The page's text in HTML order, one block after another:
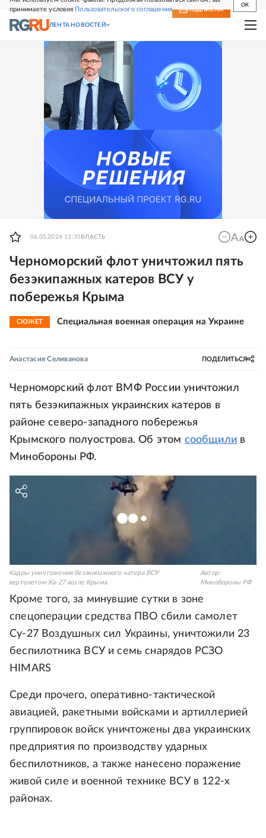
принимаете условия Пользовательского соглашения
OK
СВЕЖИЙ НОМЕР ПОДПИСКА
ЛЕНТА НОВОСТЕЙ
06.05.2024 13:35 ВЛАСТЬ
Черноморский флот уничтожил пять
безэкипажных катеров ВСУ у
побережья Крыма
СЮЖЕТ Специальная военная операция на Украине
Анастасия Селиванова ПОДЕЛИТЬСЯ
Черноморский флот ВМФ России уничтожил
пять безэкипажных украинских катеров в
районе северо-западного побережья
Крымского полуострова. Об этом сообщили в
Минобороны РФ.
Кадры уничтожения безэкипажного катера ВСУ
вертолетом Ка-27 возле Крыма
Автор:
Минобороны РФ
Кроме того, за минувшие сутки в зоне
спецоперации средства ПВО сбили самолет
Су-27 Воздушных сил Украины, уничтожили 23
беспилотника ВСУ и семь снарядов РСЗО
HIMARS
Среди прочего, оперативно-тактической
авиацией, ракетными войсками и артиллерией
группировок войск уничтожены два украинских
предприятия по производству ударных
беспилотников, а также нанесено поражение
живой силе и военной технике ВСУ в 122-х
районах.